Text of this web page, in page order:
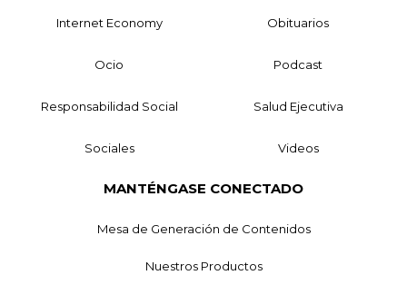
Internet Economy Obituarios
Ocio Podcast
Responsabilidad Social Salud Ejecutiva
Sociales Videos
MANTÉNGASE CONECTADO
Mesa de Generación de Contenidos
Nuestros Productos